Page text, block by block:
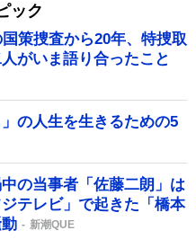
ック
策捜査から20年、特捜取
がいま語り合ったこと
の人生を生きるための5
の当事者「佐藤二朗」は
テレビ」で起きた「橋本
新潮QUE